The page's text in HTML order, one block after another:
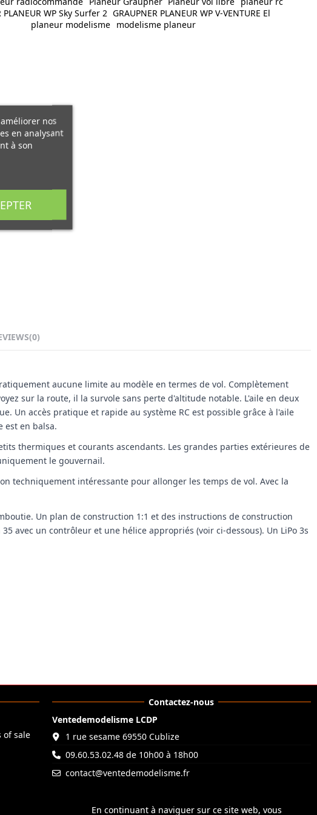
PLANEUR WP Sky Surfer 2 GRAUPNER PLANEUR WP V-VENTURE El
planeur modelisme modelisme planeur
En continuant à naviguer sur ce site web, vous
(0)
aucune limite au modèle en termes de vol. Complètement
sur la route, il la survole sans perte d'altitude notable. L'aile en deux
Un accès pratique et rapide au système RC est possible grâce à l'aile
est en balsa.
thermiques et courants ascendants. Les grandes parties extérieures de
le gouvernail.
techniquement intéressante pour allonger les temps de vol. Avec la
Un plan de construction 1:1 et des instructions de construction
avec un contrôleur et une hélice appropriés (voir ci-dessous). Un LiPo 3s
of sale
Contactez-nous
Ventedemodelisme LCDP
1 rue sesame 69550 Cublize
09.60.53.02.48 de 10h00 à 18h00
contact@ventedemodelisme.fr
En continuant à naviguer sur ce site web, vous
nos
en analysant
à son